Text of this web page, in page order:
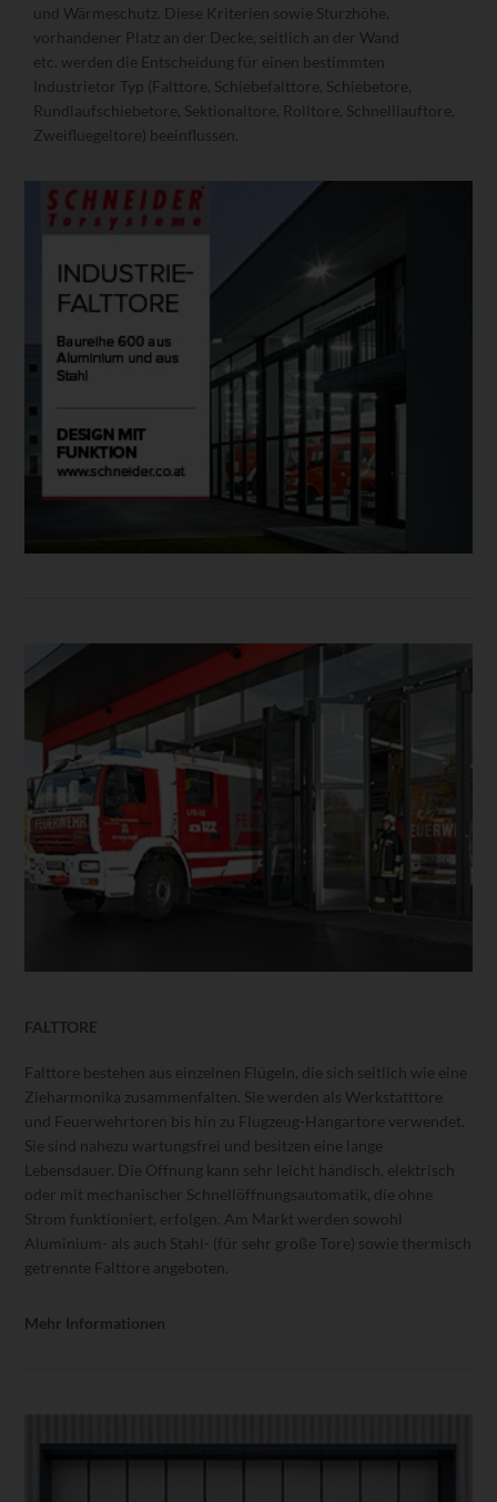
und Wärmeschutz. Diese Kriterien sowie Sturzhöhe,
vorhandener Platz an der Decke, seitlich an der Wand
etc. werden die Entscheidung für einen bestimmten
Industrietor Typ (Falttore, Schiebefalttore, Schiebetore,
Rundlaufschiebetore, Sektionaltore, Rolltore, Schnelllauftore,
Zweifluegeltore) beeinflussen.
FALTTORE
Falttore bestehen aus einzelnen Flügeln, die sich seitlich wie eine
Zieharmonika zusammenfalten. Sie werden als Werkstatttore
und Feuerwehrtoren bis hin zu Flugzeug-Hangartore verwendet.
Sie sind nahezu wartungsfrei und besitzen eine lange
Lebensdauer. Die Öffnung kann sehr leicht händisch, elektrisch
oder mit mechanischer Schnellöffnungsautomatik, die ohne
Strom funktioniert, erfolgen. Am Markt werden sowohl
Aluminium- als auch Stahl- (für sehr große Tore) sowie thermisch
getrennte Falttore angeboten.
Mehr Informationen